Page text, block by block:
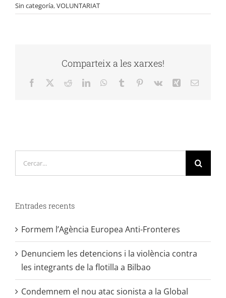
Sin categoría,VOLUNTARIAT
Comparteix a les xarxes!
Facebook RedditLinkedInWhatsApp
Tumblr Pinterest
Vk Xing Email:
Entrades recents
Formem l’Agència Europea Anti-Fronteres
Denunciem les detencions i la violència contra
les integrants de la flotilla a Bilbao
Condemnem el nou atac sionista a la Global